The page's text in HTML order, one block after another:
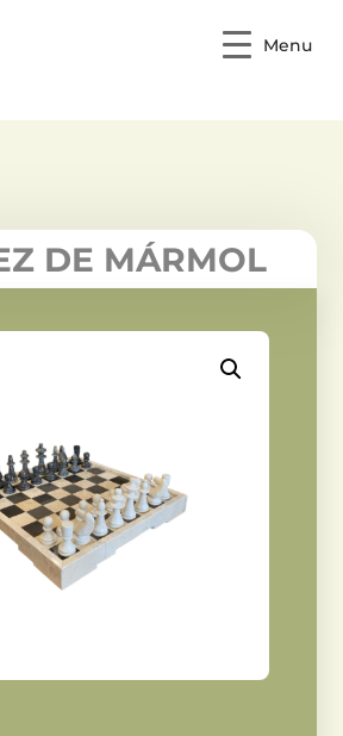
Menu
DE MÁRMOL